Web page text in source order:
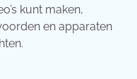
kunt maken,
en apparaten